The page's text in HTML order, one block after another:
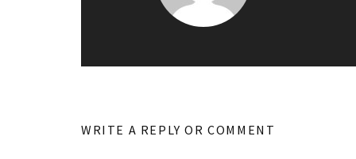
WRITE A REPLY OR COMMENT